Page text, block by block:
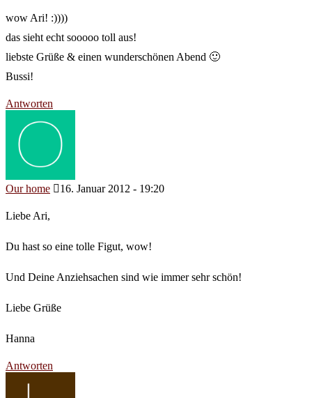
wow Ari! :))))
das sieht echt sooooo toll aus!
liebste Grüße & einen wunderschönen Abend 🙂
Bussi!
Antworten
Our home 16. Januar 2012 - 19:20
Liebe Ari,
Du hast so eine tolle Figut, wow!
Und Deine Anziehsachen sind wie immer sehr schön!
Liebe Grüße
Hanna
Antworten